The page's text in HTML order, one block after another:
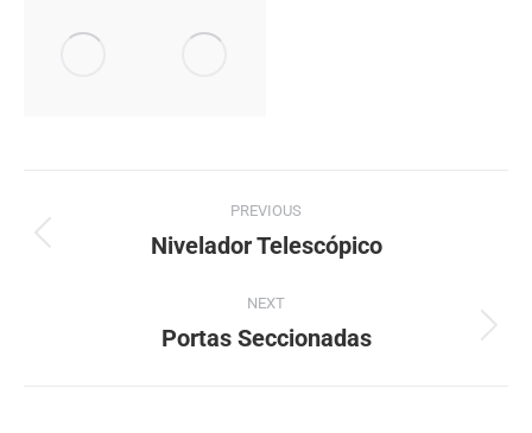
navigation
PREVIOUS
Previous
Nivelador Telescópico
NEXT
Next
Portas Seccionadas